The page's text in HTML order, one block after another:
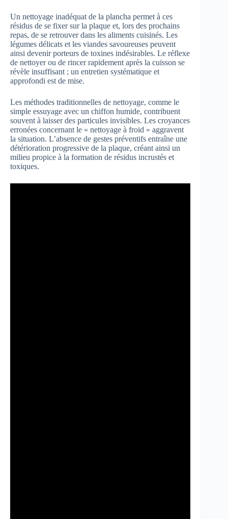
Un nettoyage inadéquat de la plancha permet à ces
résidus de se fixer sur la plaque et, lors des prochains
repas, de se retrouver dans les aliments cuisinés. Les
légumes délicats et les viandes savoureuses peuvent
ainsi devenir porteurs de toxines indésirables. Le réflexe
de nettoyer ou de rincer rapidement après la cuisson se
révèle insuffisant ; un entretien systématique et
approfondi est de mise.
Les méthodes traditionnelles de nettoyage, comme le
simple essuyage avec un chiffon humide, contribuent
souvent à laisser des particules invisibles. Les croyances
erronées concernant le « nettoyage à froid » aggravent
la situation. L’absence de gestes préventifs entraîne une
détérioration progressive de la plaque, créant ainsi un
milieu propice à la formation de résidus incrustés et
toxiques.